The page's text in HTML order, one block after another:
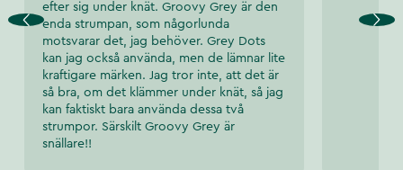
efter sig under knät. Groovy Grey är den
enda strumpan, som någorlunda
motsvarar det, jag behöver. Grey Dots
kan jag också använda, men de lämnar lite
kraftigare märken. Jag tror inte, att det är
så bra, om det klämmer under knät, så jag
kan faktiskt bara använda dessa två
strumpor. Särskilt Groovy Grey är
snällare!!